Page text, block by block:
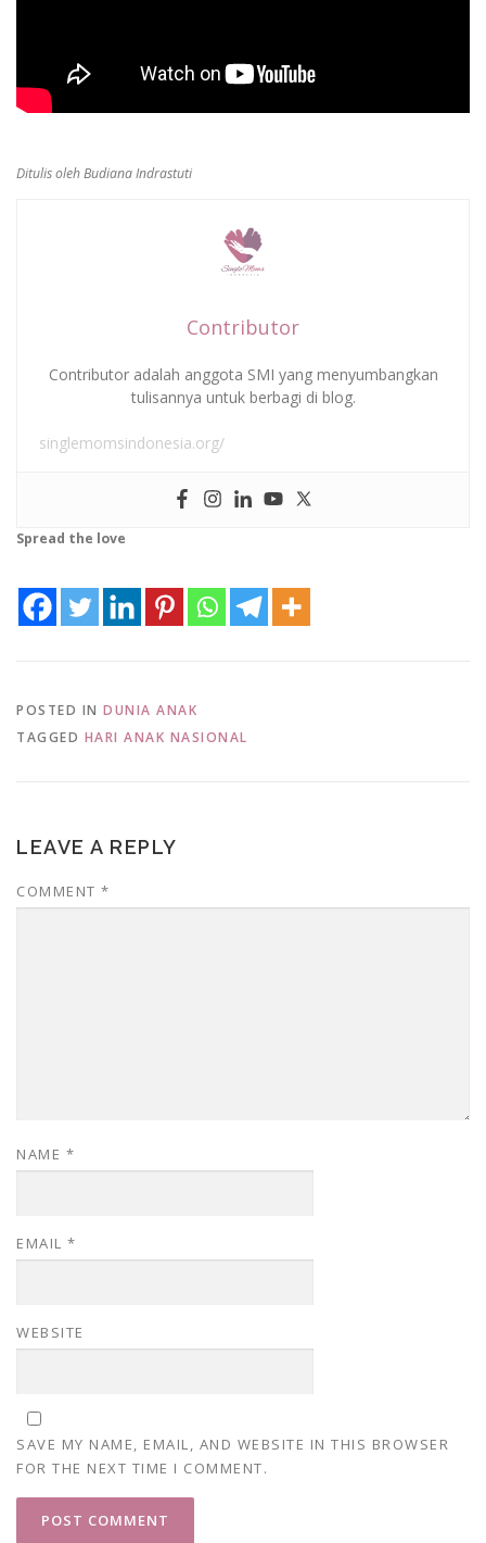
Ditulis oleh Budiana Indrastuti
Contributor
Contributor adalah anggota SMI yang menyumbangkan
tulisannya untuk berbagi di blog.
singlemomsindonesia.org/
Spread the love
POSTED IN DUNIA ANAK
TAGGED HARI ANAK NASIONAL
LEAVE A REPLY
COMMENT *
NAME *
EMAIL *
WEBSITE
SAVE MY NAME, EMAIL, AND WEBSITE IN THIS BROWSER
FOR THE NEXT TIME I COMMENT.